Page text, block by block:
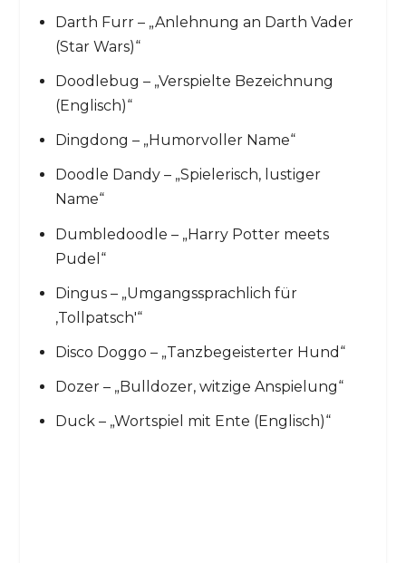
Darth Furr – „Anlehnung an Darth Vader
(Star Wars)“
Doodlebug – „Verspielte Bezeichnung
(Englisch)“
Dingdong – „Humorvoller Name“
Doodle Dandy – „Spielerisch, lustiger
Name“
Dumbledoodle – „Harry Potter meets
Pudel“
Dingus – „Umgangssprachlich für
‚Tollpatsch'“
Disco Doggo – „Tanzbegeisterter Hund“
Dozer – „Bulldozer, witzige Anspielung“
Duck – „Wortspiel mit Ente (Englisch)“